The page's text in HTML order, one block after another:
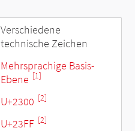
Verschiedene
technische Zeichen
Mehrsprachige Basis-
Ebene [1]
U+2300 [2]
U+23FF [2]